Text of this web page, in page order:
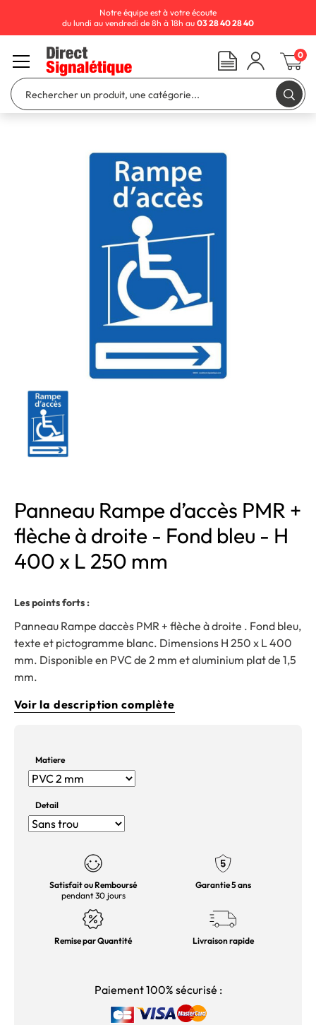
Panneau Rampe d’accès PMR +
flèche à droite - Fond bleu - H
400 x L 250 mm
Les points forts :
Panneau Rampe daccès PMR + flèche à droite . Fond bleu,
texte et pictogramme blanc. Dimensions H 250 x L 400
mm. Disponible en PVC de 2 mm et aluminium plat de 1,5
mm.
Voir la description complète
Matiere
Detail
Satisfait ou Remboursé
pendant 30 jours
Garantie 5 ans
Remise par Quantité Livraison rapide
Paiement 100% sécurisé :
Notre équipe est à votre écoute
du lundi au vendredi de 8h à 18h au 03 28 40 28 40
0